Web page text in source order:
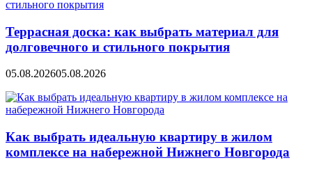
Террасная доска: как выбрать материал для
долговечного и стильного покрытия
05.08.202605.08.2026
Как выбрать идеальную квартиру в жилом
комплексе на набережной Нижнего Новгорода